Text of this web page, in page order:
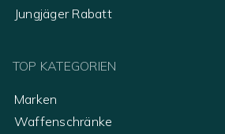
Jungjäger Rabatt
TOP KATEGORIEN
Marken
Waffenschränke